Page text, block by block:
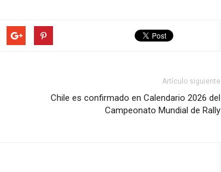
Artículo siguiente
Chile es confirmado en Calendario 2026 del
Campeonato Mundial de Rally